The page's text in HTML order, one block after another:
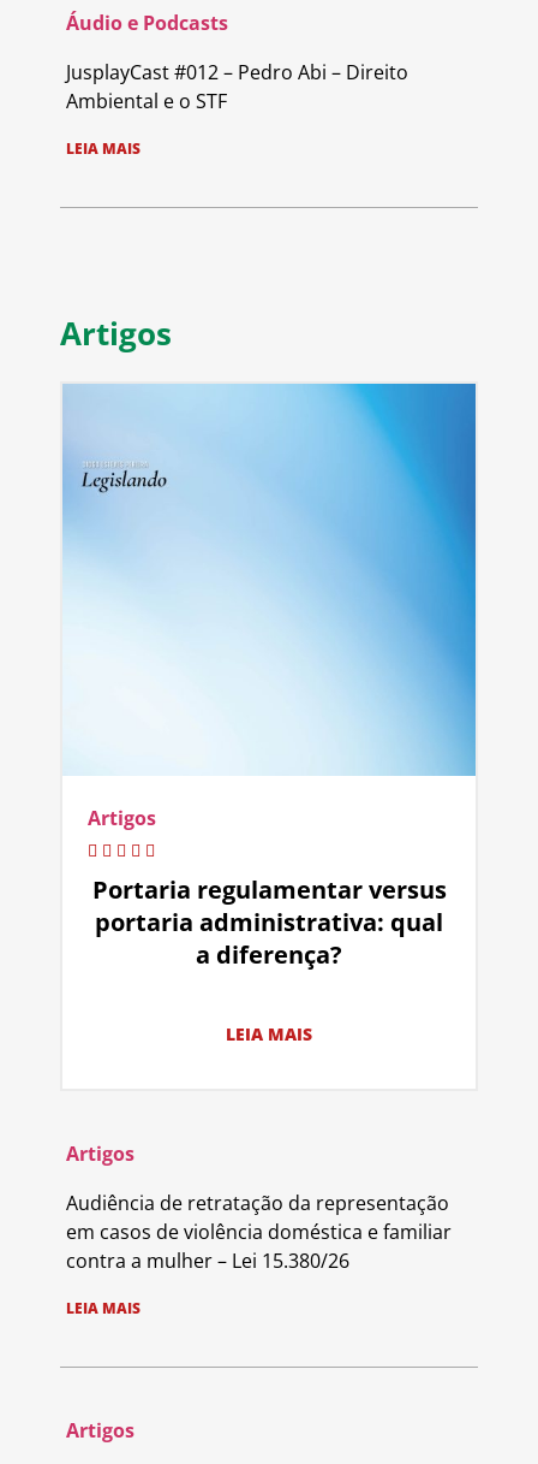
Áudio e Podcasts
JusplayCast #012 – Pedro Abi – Direito
Ambiental e o STF
LEIA MAIS
Artigos
Artigos
Portaria regulamentar versus
portaria administrativa: qual
a diferença?
LEIA MAIS
Artigos
Audiência de retratação da representação
em casos de violência doméstica e familiar
contra a mulher – Lei 15.380/26
LEIA MAIS
Artigos